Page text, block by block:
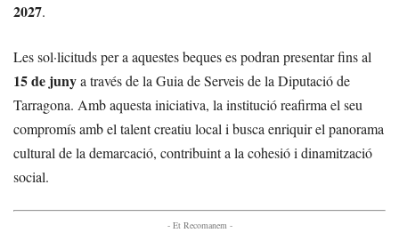
2027.
Les sol·licituds per a aquestes beques es podran presentar fins al
15 de junya través de la Guia de Serveis de la Diputació de
Tarragona. Amb aquesta iniciativa, la institució reafirma el seu
compromís amb el talent creatiu local i busca enriquir el panorama
cultural de la demarcació, contribuint a la cohesió i dinamització
social.
- Et Recomanem -